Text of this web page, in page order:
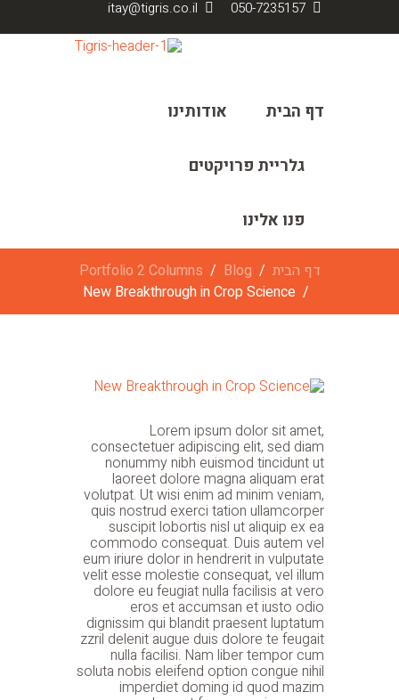
050-7235157
itay@tigris.co.il
דף הבית אודותינו
גלריית פרויקטים
פנו אלינו
דף הבית Blog
Portfolio 2 Columns
New Breakthrough in Crop Science
Lorem ipsum dolor sit amet,
consectetuer adipiscing elit, sed diam
nonummy nibh euismod tincidunt ut
laoreet dolore magna aliquam erat
volutpat. Ut wisi enim ad minim veniam,
quis nostrud exerci tation ullamcorper
suscipit lobortis nisl ut aliquip ex ea
commodo consequat. Duis autem vel
eum iriure dolor in hendrerit in vulputate
velit esse molestie consequat, vel illum
dolore eu feugiat nulla facilisis at vero
eros et accumsan et iusto odio
dignissim qui blandit praesent luptatum
zzril delenit augue duis dolore te feugait
nulla facilisi. Nam liber tempor cum
soluta nobis eleifend option congue nihil
imperdiet doming id quod mazim